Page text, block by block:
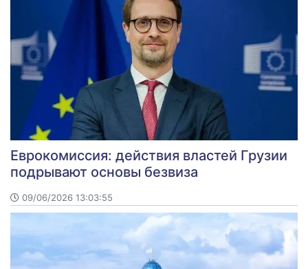
Еврокомиссия: действия властей Грузии
подрывают основы безвиза
09/06/2026 13:03:55